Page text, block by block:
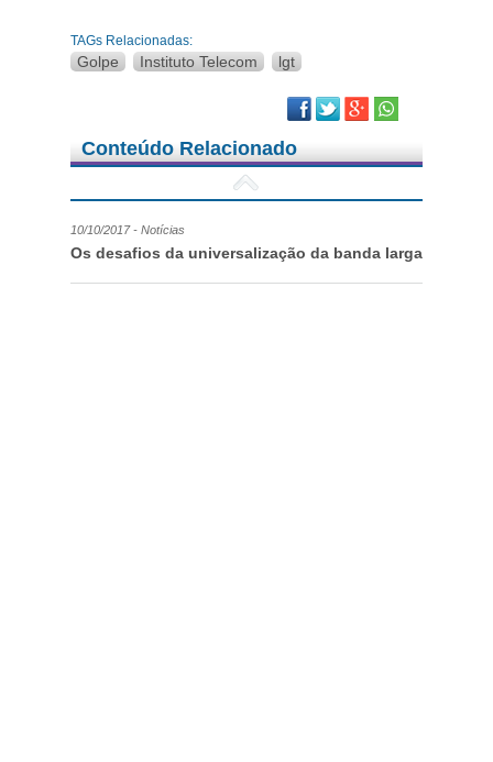
TAGs Relacionadas:
Golpe Instituto Telecom lgt
Facebook
TwitterGoogle Plus
Conteúdo Relacionado
10/10/2017 - Notícias
Os desafios da universalização da banda larga